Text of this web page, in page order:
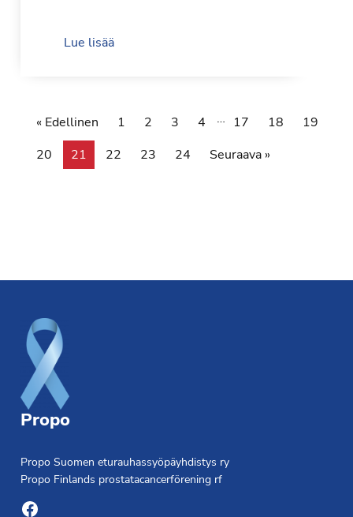
Lue lisää
« Edellinen 1 2 3 4 … 17 18
19
20
21 22 23 24 Seuraava »
Propo
Propo Suomen eturauhassyöpäyhdistys ry
Propo Finlands prostatacancerförening rf
Facebook